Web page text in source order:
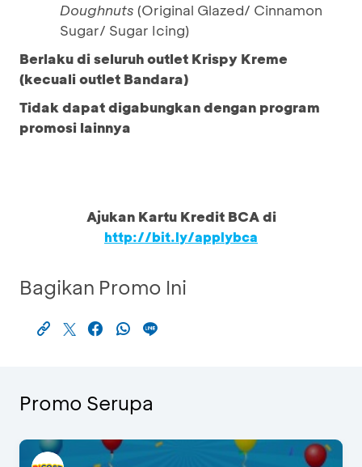
Doughnuts (Original Glazed/ Cinnamon
Sugar/ Sugar Icing)
Berlaku di seluruh outlet Krispy Kreme
(kecuali outlet Bandara)
Tidak dapat digabungkan dengan program
promosi lainnya
Ajukan Kartu Kredit BCA di
http://bit.ly/applybca
Bagikan Promo Ini
Promo Serupa